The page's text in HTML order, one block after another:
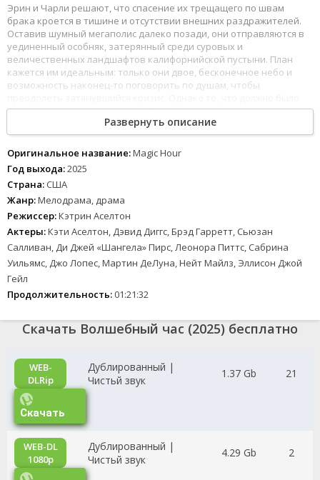
Эрин и Чарли решают, что спасение их трещащего по швам
брака кроется в тишине и отсутствии внешних раздражителей.
Оставив шумный мегаполис далеко позади, они отправляются в
уединенный особняк, затерянный среди суровых и
величественных ландшафтов калифорнийской пустыни. План
кажется им идеальным: только они двое, бесконечное небо и
возможность наконец-то поговорить по душам, чтобы
стать исцеляющим ретритом, быстро превращается в
психологическое испытание, к которому ни один из супругов не
был готов.
В условиях абсолютной изоляции, когда спрятаться за
повседневной рутиной больше невозможно, тишина пустыни
начинает действовать на героев удушающе. Вместо
долгожданного примирения пара сталкивается с лавиной
накопленных обид и застарелых взаимных претензий. Каждый
новый закат, тот самый «волшебный час», лишь сильнее
обнажает пропасть, разделяющую влюбленных. Эрин и Чарли
вынуждены признать пугающую истину: их главная проблема
заключалась не в городском ритме, а в глубоких тайнах, которые
годами отравляли их союз. Теперь им предстоит решить, есть ли
у их отношений будущее или эта пустыня станет местом их
окончательного разрыва.
Развернуть описание
Оригинальное название:Magic Hour
Год выхода:2025
Страна: США
Жанр:Мелодрама, драма
Режиссер:Кэтрин Аселтон
Актеры:Кэти Аселтон, Дэвид Диггс, Брэд Гарретт, Сьюзан
Салливан, Ди Джей «Шангела» Пирс, Леонора Питтс, Сабрина
Уильямс, Джо Лопес, Мартин ДеЛуна, Нейт Майлз, Эллисон Джой
Гейл
Продолжительность:01:21:32
Скачать Волшебный час (2025) бесплатно
WEB-
DLRip
Дублированный |
Чистьй звук
1.37 Gb 21
Скачать
WEB-DL
1080p
Дублированный |
Чистьй звук
4.29 Gb 2